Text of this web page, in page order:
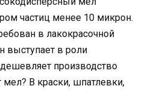
частиц менее 10 микрон.
в лакокрасочной
выступает в роли
производство
В краски, шпатлевки,